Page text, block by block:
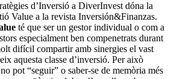
d’Inversió a DiverInvest dóna la
Value a la revista Inversión&Finanzas.
té que ser un gestor individual o com a
especialment ben compenetrats durant
difícil compartir amb sinergies el vast
aquesta classe d’inversió. Per això
no pot “seguir” o saber-se de memòria més